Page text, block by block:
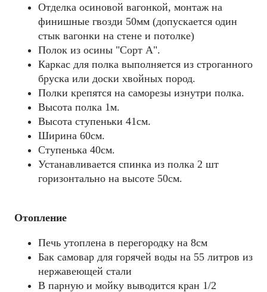
Отделка осиновой вагонкой, монтаж на
финишные гвозди 50мм (допускается один
стык вагонки на стене и потолке)
Полок из осины "Cорт А".
Каркас для полка выполняется из строганного
бруска или доски хвойных пород.
Полки крепятся на саморезы изнутри полка.
Высота полка 1м.
Высота ступеньки 41см.
Ширина 60см.
Ступенька 40см.
Устанавливается спинка из полка 2 шт
горизонтально на высоте 50см.
Отопление
Печь утоплена в перегородку на 8см
Бак самовар для горячей воды на 55 литров из
нержавеющей стали
В парную и мойку выводится кран 1/2